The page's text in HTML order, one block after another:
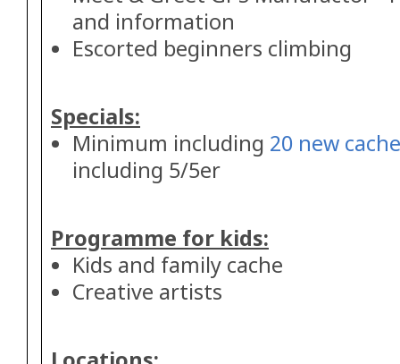
and information
Escorted beginners climbing
Specials:
Minimum including 20 new
including 5/5er
Programme for kids:
Kids and family cache
Creative artists